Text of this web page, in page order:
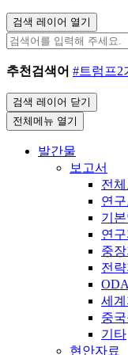
검색 레이어 열기
추천검색어 #트럼프2
검색 레이어 닫기
전체메뉴 열기
발간물
보고서
전
연
기
연
중
전
세
중
기타
현안자료